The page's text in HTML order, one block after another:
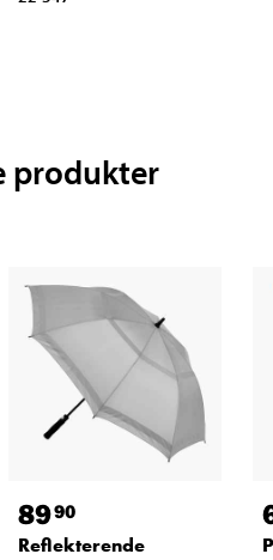
produkter
8990
Reflekterende